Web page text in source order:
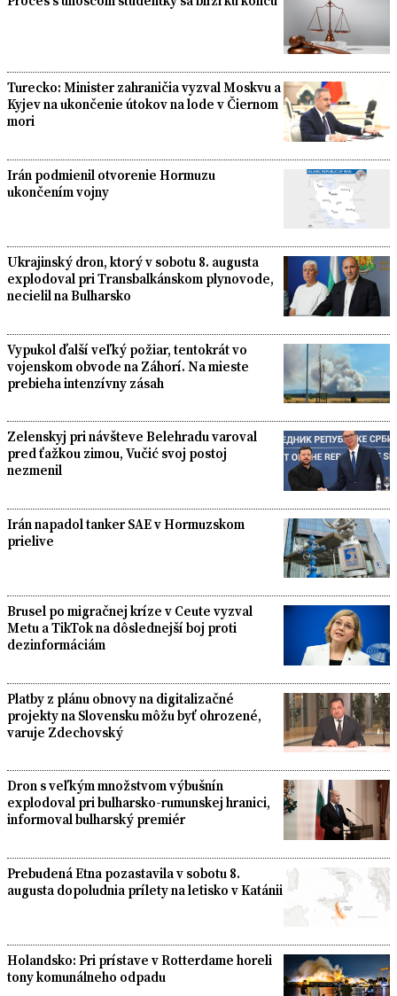
Turecko: Minister zahraničia vyzval Moskvu a
Kyjev na ukončenie útokov na lode v Čiernom
mori
Irán podmienil otvorenie Hormuzu
ukončením vojny
Ukrajinský dron, ktorý v sobotu 8. augusta
explodoval pri Transbalkánskom plynovode,
necielil na Bulharsko
Vypukol ďalší veľký požiar, tentokrát vo
vojenskom obvode na Záhorí. Na mieste
prebieha intenzívny zásah
Zelenskyj pri návšteve Belehradu varoval
pred ťažkou zimou, Vučić svoj postoj
nezmenil
Irán napadol tanker SAE v Hormuzskom
prielive
Brusel po migračnej kríze v Ceute vyzval
Metu a TikTok na dôslednejší boj proti
dezinformáciám
Platby z plánu obnovy na digitalizačné
projekty na Slovensku môžu byť ohrozené,
varuje Zdechovský
Dron s veľkým množstvom výbušnín
explodoval pri bulharsko-rumunskej hranici,
informoval bulharský premiér
Prebudená Etna pozastavila v sobotu 8.
augusta dopoludnia prílety na letisko v Katánii
Holandsko: Pri prístave v Rotterdame horeli
tony komunálneho odpadu